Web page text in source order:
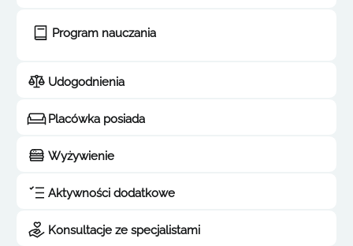
Program nauczania
Udogodnienia
Placówka posiada
Wyżywienie
Aktywności dodatkowe
Konsultacje ze specjalistami